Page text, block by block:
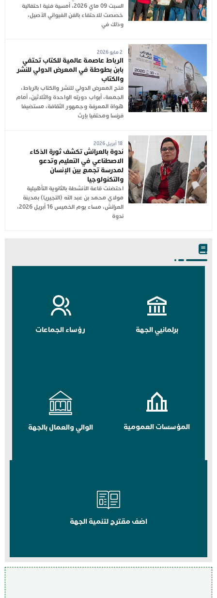
السبت 09 ماي 2026، أمسية فنية احتفالية
خصصت للاحتفاء بالفن الغيواني الأصيل،
وذلك في
2 مايو 2026
الرباط عاصمة عالمية للكتاب تحتفي
بابن بطوطة في المعرض الدولي للنشر
والكتاب
فتح المعرض الدولي للنشر والكتاب بالرباط،
الجمعة، أبواب دورته الواحدة والثلاثين، أمام
هواة المعرفة وجمهور الثقافة، مستضيفا
فرنسا ومحتفيا بإرث
18 أبريل 2026
ندوة بالعرائش تكشف ثورة الذكاء
الاصطناعي في التعليم وتدعو
لمدرسة تجمع بين الإنسان
والتكنولوجيا
احتضنت قاعة الأنشطة بالثانوية التأهيلية
مولاي محمد بن عبد الله (التجيريا) بمدينة
العرائش، مساء يوم الخميس 16 أبريل 2026،
ندوة
برلمانيي الجهة رؤساء الجماعات
المؤسسات العمومية الوالي والعمال بالجهة
اضف مقترح لتنمية الجهة